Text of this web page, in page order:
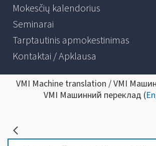
Mokesčių kalendorius
Seminarai
Tarptautinis apmokestinimas
Kontaktai / Apklausa
VMI Machine translation / VMI
VMI Машинний переклад (